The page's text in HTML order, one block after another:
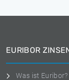
EURIBOR
Was ist Euribor?